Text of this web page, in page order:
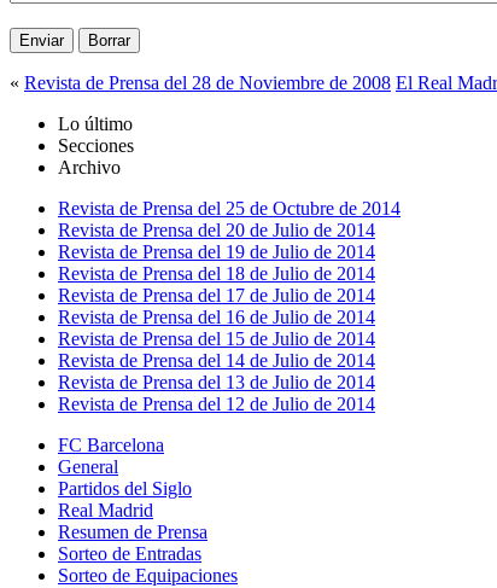
« Revista de Prensa del 28 de Noviembre de 2008 El Real
Lo último
Secciones
Archivo
Revista de Prensa del 25 de Octubre de 2014
Revista de Prensa del 20 de Julio de 2014
Revista de Prensa del 19 de Julio de 2014
Revista de Prensa del 18 de Julio de 2014
Revista de Prensa del 17 de Julio de 2014
Revista de Prensa del 16 de Julio de 2014
Revista de Prensa del 15 de Julio de 2014
Revista de Prensa del 14 de Julio de 2014
Revista de Prensa del 13 de Julio de 2014
Revista de Prensa del 12 de Julio de 2014
FC Barcelona
General
Partidos del Siglo
Real Madrid
Resumen de Prensa
Sorteo de Entradas
Sorteo de Equipaciones